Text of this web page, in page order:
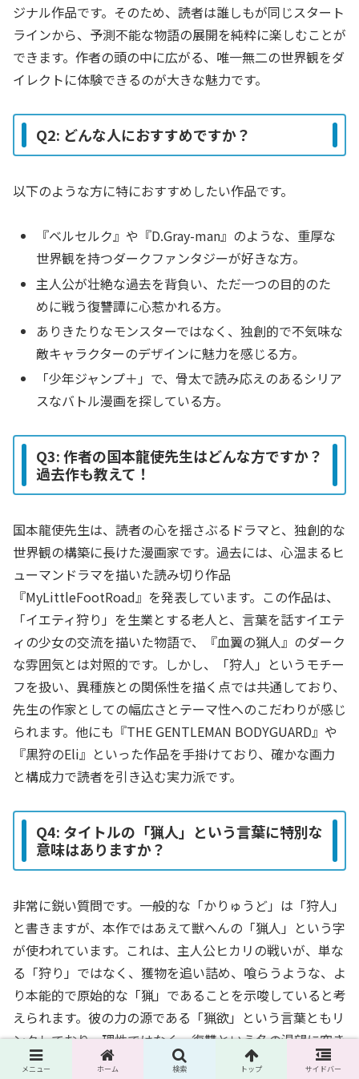
ジナル作品です。そのため、読者は誰しもが同じスタート
ラインから、予測不能な物語の展開を純粋に楽しむことが
できます。作者の頭の中に広がる、唯一無二の世界観をダ
イレクトに体験できるのが大きな魅力です。
Q2: どんな人におすすめですか？
以下のような方に特におすすめしたい作品です。
『ベルセルク』や『D.Gray-man』のような、重厚な
世界観を持つダークファンタジーが好きな方。
主人公が壮絶な過去を背負い、ただ一つの目的のた
めに戦う復讐譚に心惹かれる方。
ありきたりなモンスターではなく、独創的で不気味な
敵キャラクターのデザインに魅力を感じる方。
「少年ジャンプ＋」で、骨太で読み応えのあるシリア
スなバトル漫画を探している方。
Q3: 作者の国本龍使先生はどんな方ですか？
過去作も教えて！
国本龍使先生は、読者の心を揺さぶるドラマと、独創的な
世界観の構築に長けた漫画家です。過去には、心温まるヒ
ューマンドラマを描いた読み切り作品
『MyLittleFootRoad』を発表しています。この作品は、
「イエティ狩り」を生業とする老人と、言葉を話すイエテ
ィの少女の交流を描いた物語で、『血翼の猟人』のダーク
な雰囲気とは対照的です。しかし、「狩人」というモチー
フを扱い、異種族との関係性を描く点では共通しており、
先生の作家としての幅広さとテーマ性へのこだわりが感じ
られます。他にも『THE GENTLEMAN BODYGUARD』や
『黒狩のEli』といった作品を手掛けており、確かな画力
と構成力で読者を引き込む実力派です。
Q4: タイトルの「猟人」という言葉に特別な
意味はありますか？
非常に鋭い質問です。一般的な「かりゅうど」は「狩人」
と書きますが、本作ではあえて獣へんの「猟人」という字
が使われています。これは、主人公ヒカリの戦いが、単な
る「狩り」ではなく、獲物を追い詰め、喰らうような、よ
り本能的で原始的な「猟」であることを示唆していると考
えられます。彼の力の源である「猟欲」という言葉ともリ
ンクしており、理性ではなく、復讐という名の渇望に突き
動かされる彼の在り方を的確に表現した、こだわりのタイ
メニュー ホーム 検索 トップ サイドバー